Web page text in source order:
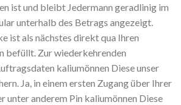
ist und bleibt Jedermann geradlinig im
unterhalb des Betrags angezeigt.
ist als nächstes direkt qua Ihren
befüllt. Zur wiederkehrenden
kaliumönnen Diese unser
Ja, in einem ersten Zugang über Ihrer
unter anderem Pin kaliumönnen Diese